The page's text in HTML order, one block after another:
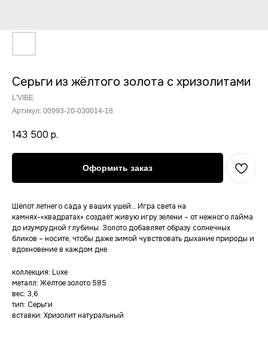
Серьги из жёлтого золота с хризолитами
L'VIBE
Артикул: 00993-20-030014-18
143 500 р.
Оформить заказ
Шёпот летнего сада у ваших ушей… Игра света на
камнях-«квадратах» создаёт живую игру зелени – от нежного лайма
до изумрудной глубины. Золото добавляет образу солнечных
бликов – носите, чтобы даже зимой чувствовать дыхание природы и
вдохновение в каждом дне.
коллекция: Luxe
металл: Жёлтое золото 585
вес: 3,6
тип: Серьги
вставки: Хризолит натуральный
Lookbook
Смотреть всё
Коллекция konfetki
Новинки
Доставка
Оплата
Сертификат